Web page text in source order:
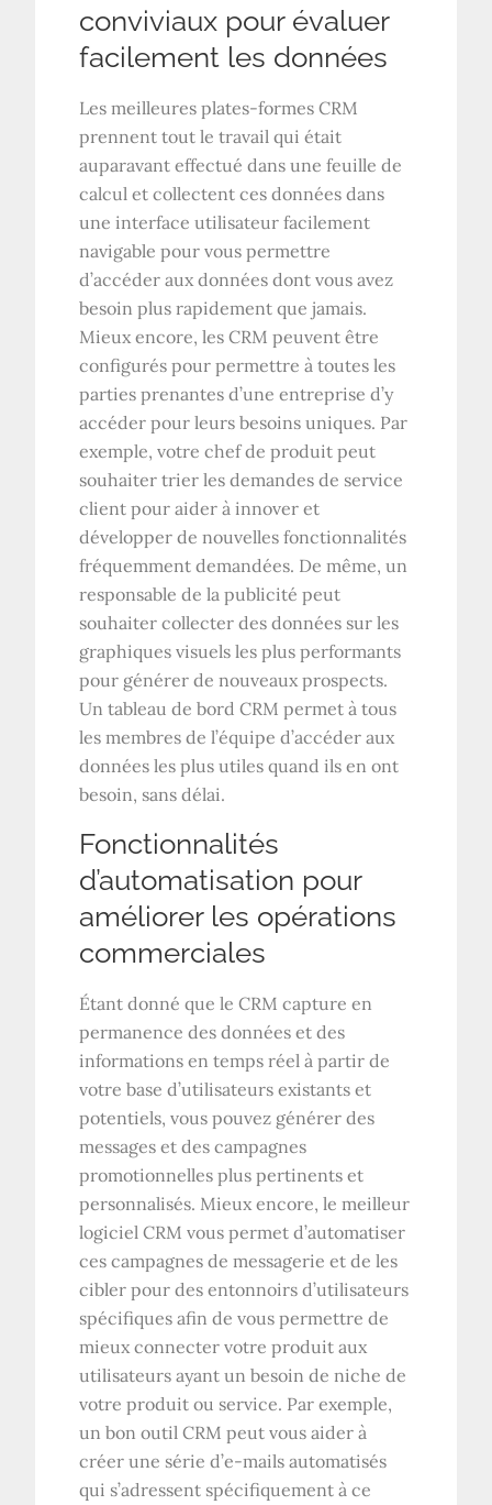
conviviaux pour évaluer
facilement les données
Les meilleures plates-formes CRM
prennent tout le travail qui était
auparavant effectué dans une feuille de
calcul et collectent ces données dans
une interface utilisateur facilement
navigable pour vous permettre
d’accéder aux données dont vous avez
besoin plus rapidement que jamais.
Mieux encore, les CRM peuvent être
configurés pour permettre à toutes les
parties prenantes d’une entreprise d’y
accéder pour leurs besoins uniques. Par
exemple, votre chef de produit peut
souhaiter trier les demandes de service
client pour aider à innover et
développer de nouvelles fonctionnalités
fréquemment demandées. De même, un
responsable de la publicité peut
souhaiter collecter des données sur les
graphiques visuels les plus performants
pour générer de nouveaux prospects.
Un tableau de bord CRM permet à tous
les membres de l’équipe d’accéder aux
données les plus utiles quand ils en ont
besoin, sans délai.
Fonctionnalités
d’automatisation pour
améliorer les opérations
commerciales
Étant donné que le CRM capture en
permanence des données et des
informations en temps réel à partir de
votre base d’utilisateurs existants et
potentiels, vous pouvez générer des
messages et des campagnes
promotionnelles plus pertinents et
personnalisés. Mieux encore, le meilleur
logiciel CRM vous permet d’automatiser
ces campagnes de messagerie et de les
cibler pour des entonnoirs d’utilisateurs
spécifiques afin de vous permettre de
mieux connecter votre produit aux
utilisateurs ayant un besoin de niche de
votre produit ou service. Par exemple,
un bon outil CRM peut vous aider à
créer une série d’e-mails automatisés
qui s’adressent spécifiquement à ce